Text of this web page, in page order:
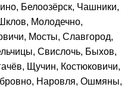
Белоозёрск, Чашники,
Молодечно,
Мосты, Славгород,
Свислочь, Быхов,
Щучин, Костюковичи,
Наровля, Ошмяны,